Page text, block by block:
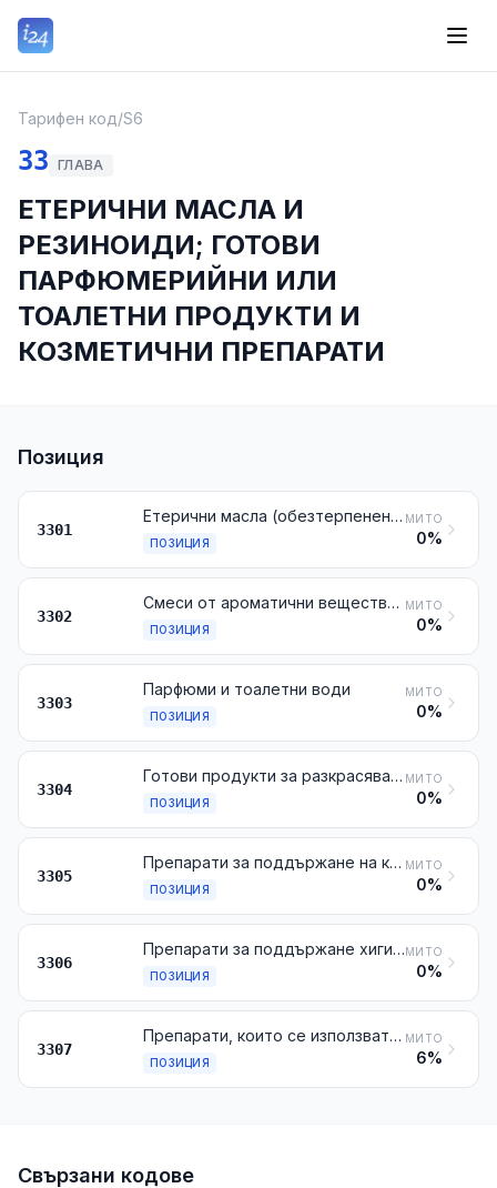
Тарифен код/S6
33 ГЛАВА
ЕТЕРИЧНИ МАСЛА И
РЕЗИНОИДИ; ГОТОВИ
ПАРФЮМЕРИЙНИ ИЛИ
ТОАЛЕТНИ ПРОДУКТИ И
КОЗМЕТИЧНИ ПРЕПАРАТИ
Позиция
3301
Етерични масла (обезтерпенени или не), включително така наречените „конкрети“ и „абсолю“; резиноиди; екстрахирани олеорезини; концентрирани разтвори на етерични масла в мазнини, в нелетливи масла, във восъци или в аналогични материали, получени чрез екстракция или накисване; остатъчни терпенови субпродукти, получени от обезтерпенването на етеричните масла; ароматични дестилирани води и водни разтвори на етерични масла
ПОЗИЦИЯ
МИТО
0%
3302
Смеси от ароматични вещества и смеси (включително алкохолни разтвори) на базата на едно или повече от тези вещества от видовете, използвани като суровини в промишлеността; други препарати на базата на ароматични вещества от видовете, използвани за производството на напитки
ПОЗИЦИЯ
МИТО
0%
3303
Парфюми и тоалетни води
ПОЗИЦИЯ
МИТО
0%
3304
Готови продукти за разкрасяване или гримиране и препарати за поддържане на кожата, различни от медикаментите, включително препаратите за предпазване от слънце и препаратите за получаване на слънчев загар; препарати за маникюр или педикюр
ПОЗИЦИЯ
МИТО
0%
3305
Препарати за поддържане на косата
ПОЗИЦИЯ
МИТО
0%
3306
Препарати за поддържане хигиената на устната кухина или зъбите, включително праховете и пастите за улесняване прилепването на зъбните протези; конци, използвани за почистване на зъбите (зъбни конци), представени в единични опаковки за продажба на дребно
ПОЗИЦИЯ
МИТО
0%
3307
Препарати, които се използват преди, по време или след бръснене, дезодоранти за тяло, препарати за баня, депилатоари, други готови парфюмерийни или тоалетни продукти и други козметични препарати, неупоменати, нито включени другаде; готови дезодоранти за помещения, дори неароматизирани, със или без дезинфекционни свойства
ПОЗИЦИЯ
МИТО
6%
Свързани кодове